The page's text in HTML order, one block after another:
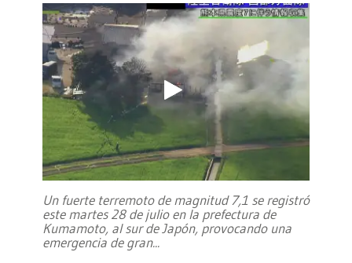
Un fuerte terremoto de magnitud 7,1 se registró
este martes 28 de julio en la prefectura de
Kumamoto, al sur de Japón, provocando una
emergencia de gran...